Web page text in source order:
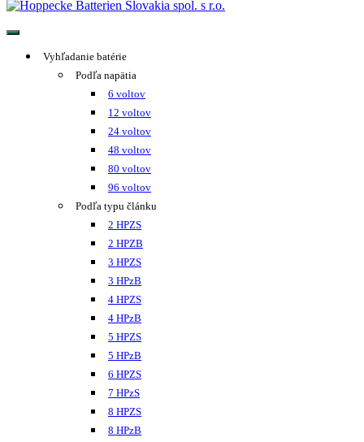
Hoppecke Batterien Slovakia spol. s r.o.
Online B2B konfigurátor HOPPECKE
Vyhľadanie batérie
Podľa napätia
6 voltov
12 voltov
24 voltov
48 voltov
80 voltov
96 voltov
Podľa typu článku
2 HPZS
2 HPZB
3 HPZS
3 HPzB
4 HPZS
4 HPzB
5 HPZS
5 HPzB
6 HPZS
7 HPzS
8 HPZS
8 HPzB